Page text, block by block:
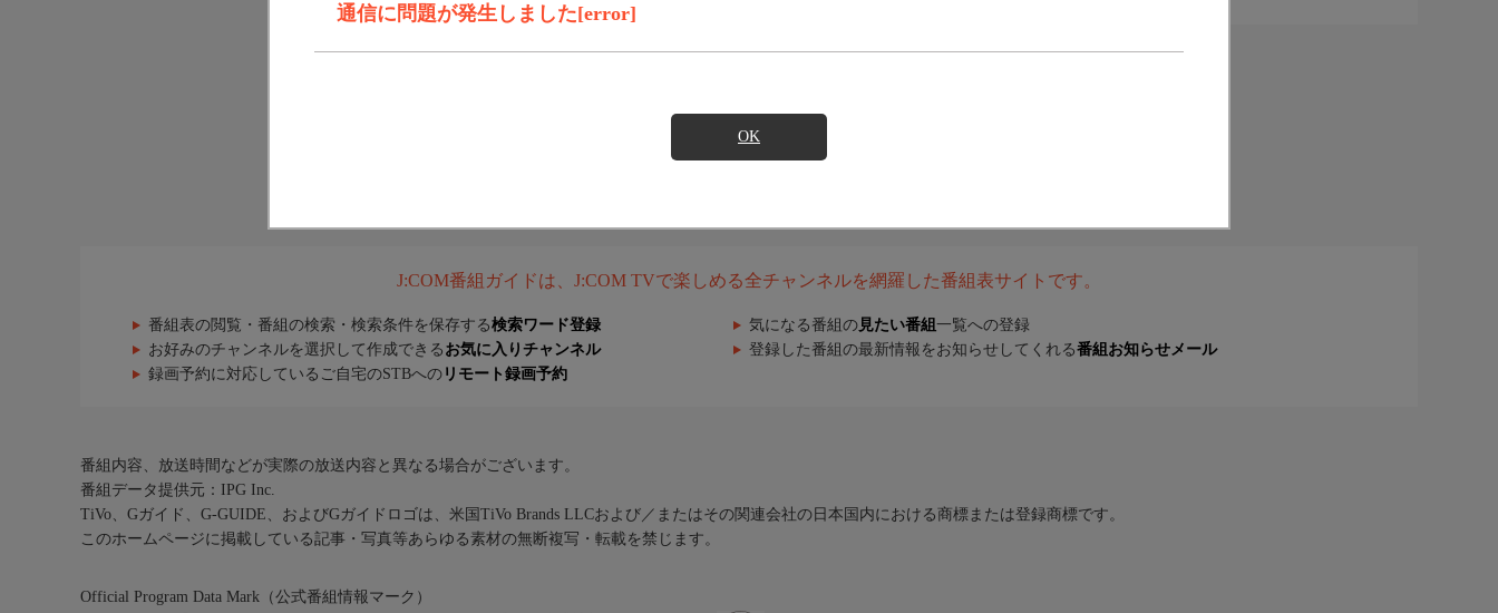
通信に問題が発生しました[error]
OK
J:COM番組ガイドは、J:COM TVで楽しめる全チャンネルを網羅した番組表サイトです。
番組表の閲覧・番組の検索・検索条件を保存する検索ワード登録 気になる番組の 見たい番組 一覧への登録
お好みのチャンネルを選択して作成できる お気に入りチャンネル 登録した番組の最新情報をお知らせしてくれる番組お知らせメール
録画予約に対応しているご自宅のSTBへの リモート録画予約
番組内容、放送時間などが実際の放送内容と異なる場合がございます。
番組データ提供元：IPG Inc.
TiVo、Gガイド、G-GUIDE、およびGガイドロゴは、米国TiVo Brands LLCおよび／またはその関連会社の日本国内における商標または登録商標です。
このホームページに掲載している記事・写真等あらゆる素材の無断複写・転載を禁じます。
Official Program Data Mark（公式番組情報マーク）